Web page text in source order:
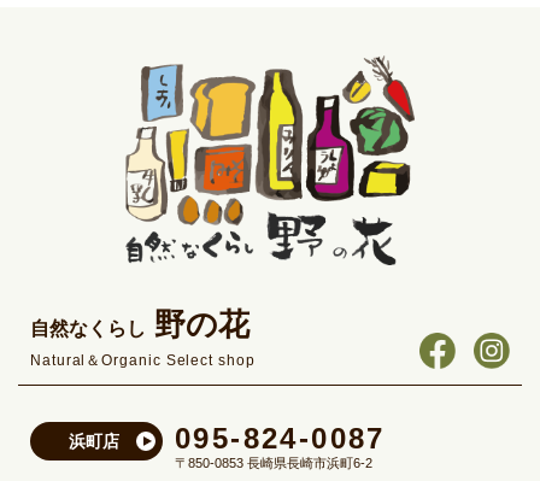
自然なくらし 野の花
Natural＆Organic Select shop
浜町店 095-824-0087
〒850-0853 長崎県長崎市浜町6-2